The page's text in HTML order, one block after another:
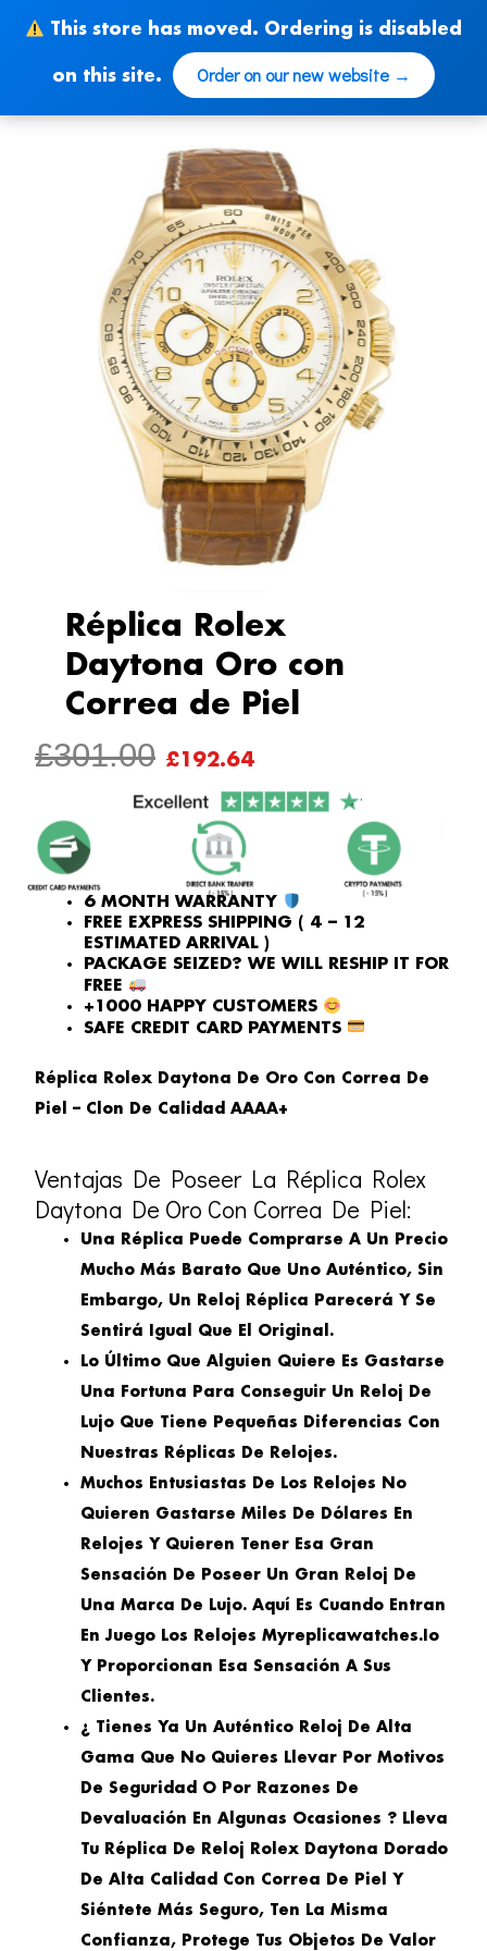
This store has moved. Ordering is disabled
on this site. Order on our new website →
content
Réplica Rolex
Daytona Oro con
Correa de Piel
£301.00 ORIGINAL
PRICE
WAS:
£301.00.
£192.64
PRICE
IS:
£192.64.
6 MONTH WARRANTY
FREE EXPRESS SHIPPING ( 4 – 12
ESTIMATED ARRIVAL )
PACKAGE SEIZED? WE WILL RESHIP IT FOR
FREE
+1000 HAPPY CUSTOMERS
SAFE CREDIT CARD PAYMENTS
Réplica Rolex Daytona De Oro Con Correa De
Piel – Clon De Calidad AAAA+
Ventajas De Poseer La Réplica Rolex
Daytona De Oro Con Correa De Piel:
Una Réplica Puede Comprarse A Un Precio
Mucho Más Barato Que Uno Auténtico, Sin
Embargo, Un Reloj Réplica Parecerá Y Se
Sentirá Igual Que El Original.
Lo Último Que Alguien Quiere Es Gastarse
Una Fortuna Para Conseguir Un Reloj De
Lujo Que Tiene Pequeñas Diferencias Con
Nuestras Réplicas De Relojes.
Muchos Entusiastas De Los Relojes No
Quieren Gastarse Miles De Dólares En
Relojes Y Quieren Tener Esa Gran
Sensación De Poseer Un Gran Reloj De
Una Marca De Lujo. Aquí Es Cuando Entran
En Juego Los Relojes Myreplicawatches.io
Y Proporcionan Esa Sensación A Sus
Clientes.
¿ Tienes Ya Un Auténtico Reloj De Alta
Gama Que No Quieres Llevar Por Motivos
De Seguridad O Por Razones De
Devaluación En Algunas Ocasiones ? Lleva
Tu Réplica De Reloj Rolex Daytona Dorado
De Alta Calidad Con Correa De Piel Y
Siéntete Más Seguro, Ten La Misma
Confianza, Protege Tus Objetos De Valor